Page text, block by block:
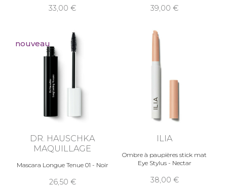
33,00 39,00
nouveau
DR. HAUSCHKA
MAQUILLAGE
Mascara Longue Tenue 01 - Noir
26,50
ILIA
Ombre à paupières stick mat
Eye Stylus - Nectar
38,00